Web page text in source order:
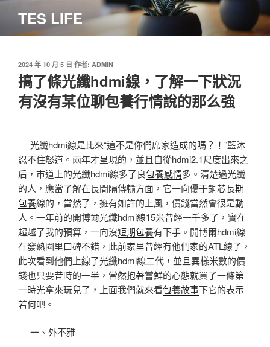
主
TES LIFE
發
佈
於
2024 年 10 月 5 日 作者: ADMIN
搞了條光纖hdmi線，了解一下狀況
有沒有某位聊包養行情說的那么強
光纖hdmi線是比來“這不是你們席家造成的嗎？！”藍沐
忍不住怒道。兩年才呈現的，並且自從hdmi2.1尺度出來之
后，市道上的光纖hdmi線多了良包養感情多。清楚過光纖
的人，應當了解在長間隔傳輸方面，它一向優于銅芯長期
包養線的，當然了，擁有如許的上風，價錢當然會很是動
人。一年前的開博爾光纖hdmi線15米曾經一千多了，實在
超越了我的預算，一向沒短期包養有下手。開博爾hdmi線
在發熱圈里口碑不錯，此前家里曾經有他們家的ATL線了，
此次看到他們上線了光纖hdmi線二代，並且異樣米數的價
錢也只要昔時的一半，當然抱著嘗鮮的心態就買了一條第
一時光拿來玩兒了，上面我們就來看包養故事下它的表示
若何吧。
一、外不雅